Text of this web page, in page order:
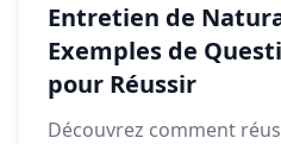
Entretien de
Exemples de
pour Réussir
Découvrez comment